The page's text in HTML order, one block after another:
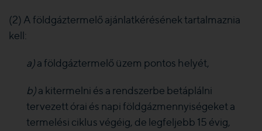
(2) A földgáztermelő ajánlatkérésének tartalmaznia
kell:
a)a földgáztermelő üzem pontos helyét,
b)a kitermelni és a rendszerbe betáplálni
tervezett órai és napi földgázmennyiségeket a
termelési ciklus végéig, de legfeljebb 15 évig,